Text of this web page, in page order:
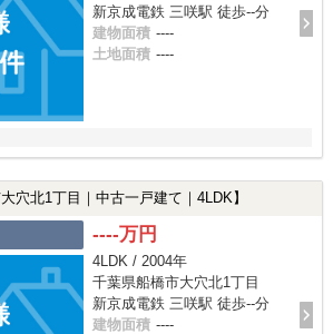
新京成電鉄 三咲駅 徒歩--分
建物面積 ----
土地面積 ----
大穴北1丁目｜中古一戸建て｜4LDK】
----万円
4LDK / 2004年
千葉県船橋市大穴北1丁目
新京成電鉄 三咲駅 徒歩--分
建物面積 ----